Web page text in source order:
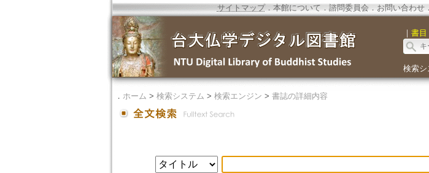
サイトマップ．本館について ． 諮問委員会． お問い合わせ．
｜ 書目
検索シ
． ホーム > 検索システム > 検索エンジン > 書誌の詳細内容